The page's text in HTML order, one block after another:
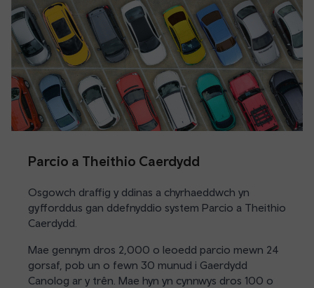
Parcio a Theithio Caerdydd
Osgowch draffig y ddinas a chyrhaeddwch yn
gyfforddus gan ddefnyddio system Parcio a Theithio
Caerdydd.
Mae gennym dros 2,000 o leoedd parcio mewn 24
gorsaf, pob un o fewn 30 munud i Gaerdydd
Canolog ar y trên. Mae hyn yn cynnwys dros 100 o